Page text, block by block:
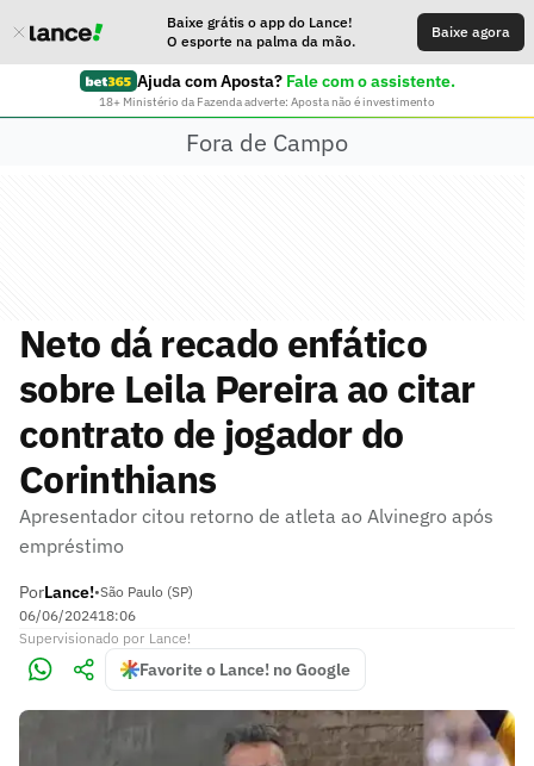
Baixe grátis o app do Lance!
O esporte na palma da mão.
Baixe agora
Ajuda com Aposta? Fale com o assistente.
18+ Ministério da Fazenda adverte: Aposta não é investimento
Fora de Campo
Neto dá recado enfático
sobre Leila Pereira ao citar
contrato de jogador do
Corinthians
Apresentador citou retorno de atleta ao Alvinegro após
empréstimo
PorLance!•São Paulo (SP)
06/06/202418:06
Supervisionado por Lance!
Favorite o Lance! no Google